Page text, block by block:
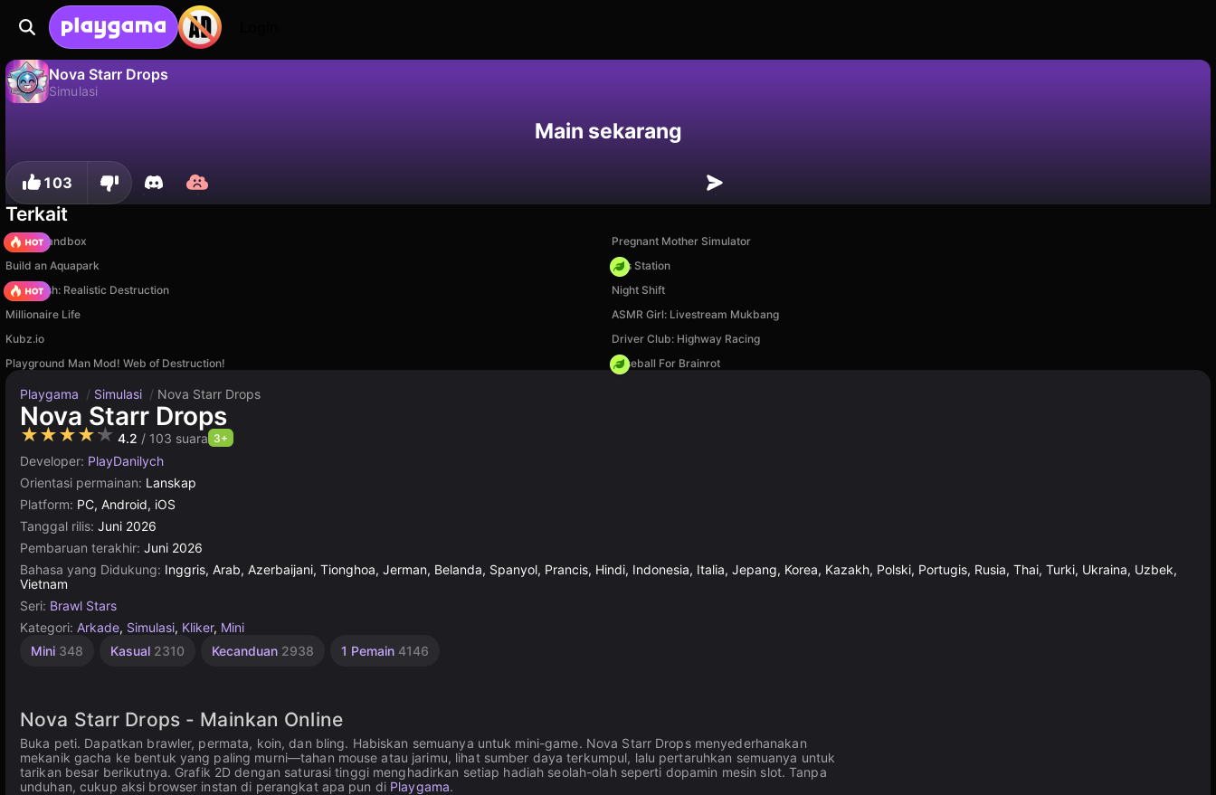
Nova Starr Drops
Simulasi
Main sekarang
103
Terkait
Melon Sandbox
Pregnant Mother Simulator
Build an Aquapark
Gas Station
Car Crush: Realistic Destruction
Night Shift
Millionaire Life
ASMR Girl: Livestream Mukbang
Kubz.io
Driver Club: Highway Racing
Playground Man Mod! Web of Destruction!
Baseball For Brainrot
Playgama / Simulasi / Nova Starr Drops
Nova Starr Drops
★★★★★ 4.2 / 103 suara 3+
Developer: PlayDanilych
Orientasi permainan: Lanskap
Platform: PC, Android, iOS
Tanggal rilis: Juni 2026
Pembaruan terakhir: Juni 2026
Bahasa yang Didukung: Inggris, Arab, Azerbaijani, Tionghoa, Jerman, Belanda, Spanyol, Prancis, Hindi, Indonesia, Italia, Jepang, Korea, Kazakh, Polski, Portugis, Rusia, Thai, Turki, Ukraina, Uzbek,
Vietnam
Seri: Brawl Stars
Kategori: Arkade, Simulasi, Kliker, Mini
Mini 348 Kasual 2310 Kecanduan 2938 1 Pemain 4146
Nova Starr Drops - Mainkan Online
Buka peti. Dapatkan brawler, permata, koin, dan bling. Habiskan semuanya untuk mini-game. Nova Starr Drops menyederhanakan
mekanik gacha ke bentuk yang paling murni—tahan mouse atau jarimu, lihat sumber daya terkumpul, lalu pertaruhkan semuanya untuk
tarikan besar berikutnya. Grafik 2D dengan saturasi tinggi menghadirkan setiap hadiah seolah-olah seperti dopamin mesin slot. Tanpa
unduhan, cukup aksi browser instan di perangkat apa pun di Playgama.